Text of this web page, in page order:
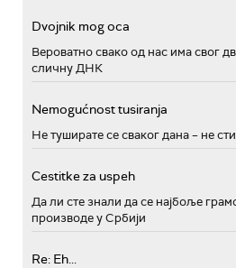
Dvojnik mog oca
Вероватно свако од нас има свог
сличну ДНК
Nemogućnost tusiranja
Не туширате се сваког дана – не
Cestitke za uspeh
Да ли сте знали да се најбоље
производе у Србији
Re: Eh...